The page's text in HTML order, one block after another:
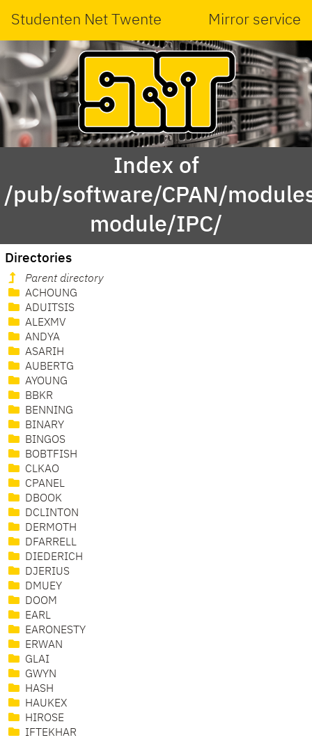
Studenten Net Twente Mirror service
Index of
/pub/software/CPAN/
module/IPC/
Directories
Parent directory
ACHOUNG
ADUITSIS
ALEXMV
ANDYA
ASARIH
AUBERTG
AYOUNG
BBKR
BENNING
BINARY
BINGOS
BOBTFISH
CLKAO
CPANEL
DBOOK
DCLINTON
DERMOTH
DFARRELL
DIEDERICH
DJERIUS
DMUEY
DOOM
EARL
EARONESTY
ERWAN
GLAI
GWYN
HASH
HAUKEX
HIROSE
IFTEKHAR